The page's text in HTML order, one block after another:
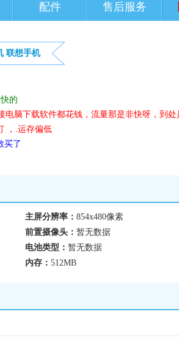
配件 售后服务
联想手机
的
脑下载软件都花钱，流量那是非快呀，到处
，.运存偏低
买了
主屏分辨率： 854x480像素
前置摄像头： 暂无数据
电池类型： 暂无数据
内存： 512MB